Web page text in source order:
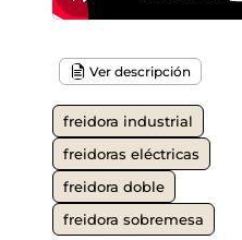
Ver descripción
freidora industrial
freidoras eléctricas
freidora doble
freidora sobremesa